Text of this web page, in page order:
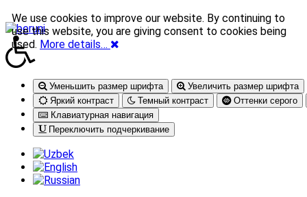
Уменьшить размер шрифта
Увеличить размер шрифта
Яркий контраст
Темный контраст
Оттенки серого
Клавиатурная навигация
Переключить подчеркивание
We use cookies to improve our website. By continuing to
use this website, you are giving consent to cookies being
used. More details…